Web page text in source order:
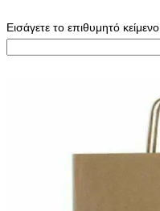
Εισάγετε το επιθυμητό κείμενο